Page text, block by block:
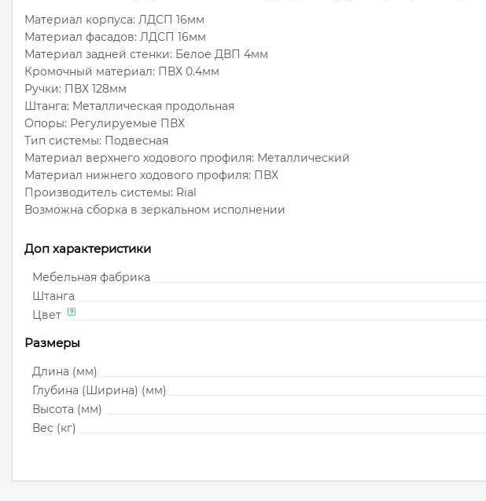
Материал корпуса: ЛДСП 16мм
Материал фасадов: ЛДСП 16мм
Материал задней стенки: Белое ДВП 4мм
Кромочный материал: ПВХ 0.4мм
Ручки: ПВХ 128мм
Штанга: Металлическая продольная
Опоры: Регулируемые ПВХ
Тип системы: Подвесная
Материал верхнего ходового профиля: Металлический
Материал нижнего ходового профиля: ПВХ
Производитель системы: Rial
Возможна сборка в зеркальном исполнении
Доп характеристики
Мебельная фабрика
Штанга
Цвет
Размеры
Длина (мм)
Глубина (Ширина) (мм)
Высота (мм)
Вес (кг)